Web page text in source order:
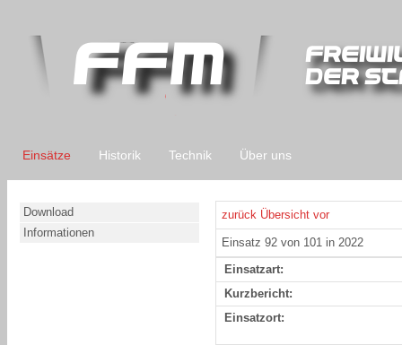
Einsätze Historik Technik Über uns
Download
Informationen
zurück Übersicht vor
Einsatz 92 von 101 in 2022
Einsatzart:
Kurzbericht:
Einsatzort: